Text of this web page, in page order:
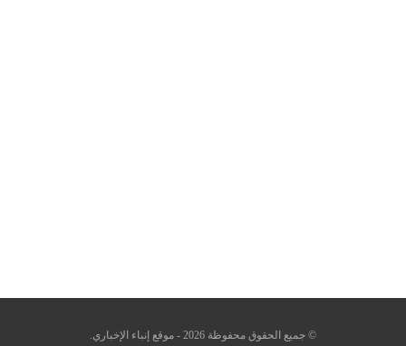
© جميع الحقوق محفوظة 2026 - موقع إنباء الإخباري.